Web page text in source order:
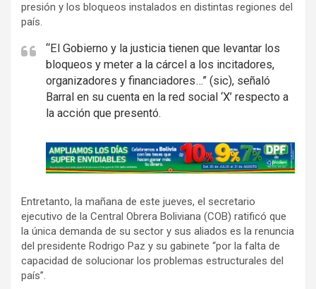
presión y los bloqueos instalados en distintas regiones del
país.
“El Gobierno y la justicia tienen que levantar los
bloqueos y meter a la cárcel a los incitadores,
organizadores y financiadores…” (sic), señaló
Barral en su cuenta en la red social ‘X’ respecto a
la acción que presentó.
A
d
e
r
t
i
Entretanto, la mañana de este jueves, el secretario
ejecutivo de la Central Obrera Boliviana (COB) ratificó que
la única demanda de su sector y sus aliados es la renuncia
del presidente Rodrigo Paz y su gabinete “por la falta de
capacidad de solucionar los problemas estructurales del
país”.